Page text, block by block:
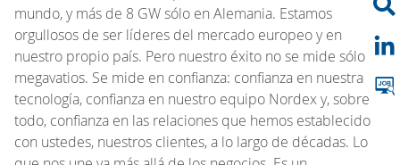
mundo, y más de 8 GW sólo en Alemania. Estamos
orgullosos de ser líderes del mercado europeo y en
nuestro propio país. Pero nuestro éxito no se mide sólo en
megavatios. Se mide en confianza: confianza en nuestra
tecnología, confianza en nuestro equipo Nordex y, sobre
todo, confianza en las relaciones que hemos establecido
con ustedes, nuestros clientes, a lo largo de décadas. Lo